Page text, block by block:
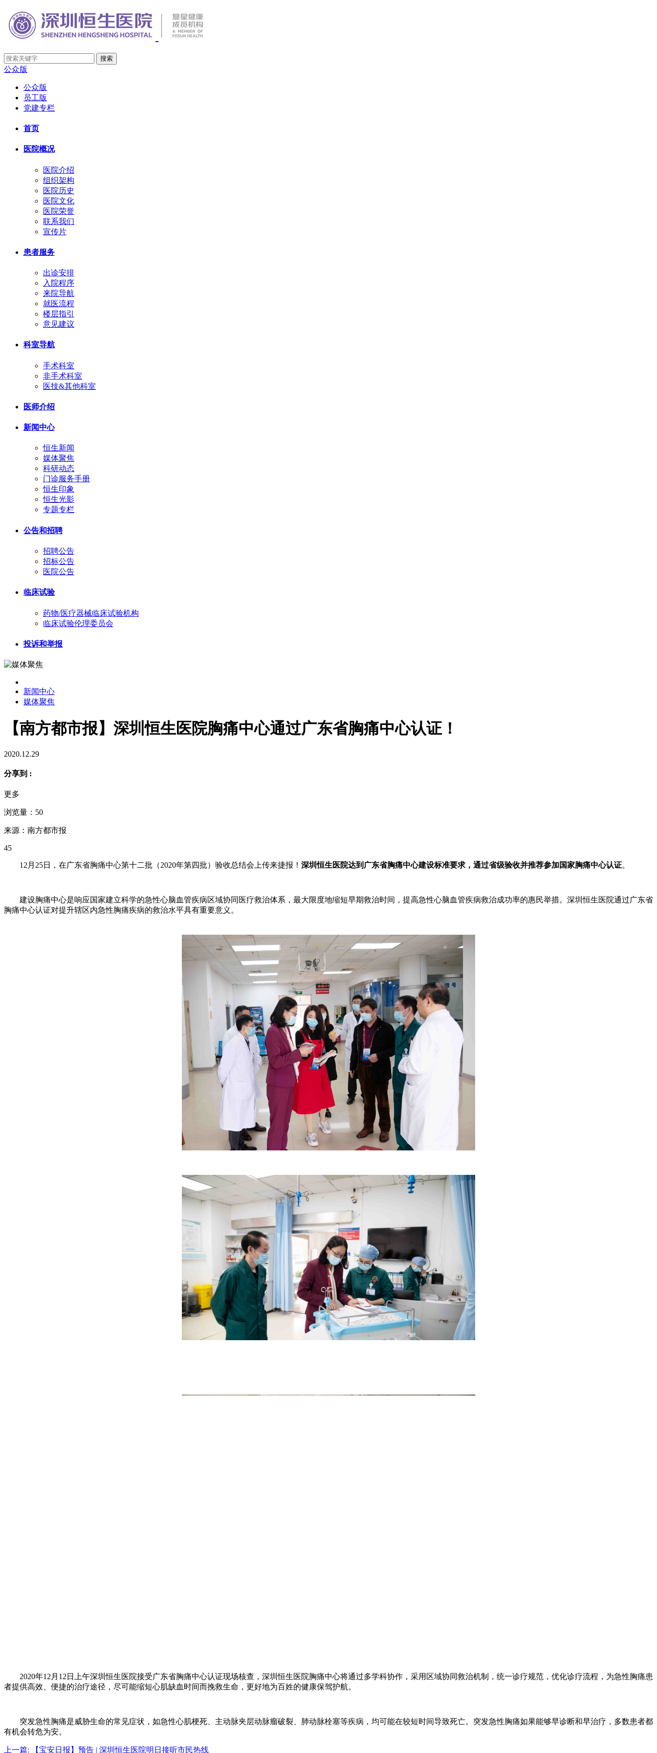
公众版
公众版
员工版
党建专栏
首页
医院概况
医院介绍
组织架构
医院历史
医院文化
医院荣誉
联系我们
宣传片
患者服务
出诊安排
入院程序
来院导航
就医流程
楼层指引
意见建议
科室导航
手术科室
非手术科室
医技&其他科室
医师介绍
新闻中心
恒生新闻
媒体聚焦
科研动态
门诊服务手册
恒生印象
恒生光影
专题专栏
公告和招聘
招聘公告
招标公告
医院公告
临床试验
药物/医疗器械临床试验机构
临床试验伦理委员会
投诉和举报
新闻中心
媒体聚焦
【南方都市报】深圳恒生医院胸痛中心通过广东省胸痛中心认证！
2020.12.29
分享到 :
更多
浏览量：50
来源：南方都市报
45
12月25日，在广东省胸痛中心第十二批（2020年第四批）验收总结会上传来捷报！ 深圳恒生医院达到广东省胸痛中心建设标准要求， 通过省级验收并推荐参加国家胸痛中心认证。
建设胸痛中心是响应国家建立科学的急性心脑血管疾病区域协同医疗救治体系，最大限度地缩短早期救治时间，提高急性心脑血管疾病救治成功率的惠民举措。深圳恒生医院通过广东省
胸痛中心认证对提升辖区内急性胸痛疾病的救治水平具有重要意义。
2020年12月12日上午深圳恒生医院接受广东省胸痛中心认证现场核查，深圳恒生医院胸痛中心将通过多学科协作，采用区域协同救治机制，统一诊疗规范，优化诊疗流程，为急性胸痛患
者提供高效、便捷的治疗途径，尽可能缩短心肌缺血时间而挽救生命，更好地为百姓的健康保驾护航。
突发急性胸痛是威胁生命的常见症状，如急性心肌梗死、主动脉夹层动脉瘤破裂、肺动脉栓塞等疾病，均可能在较短时间导致死亡。突发急性胸痛如果能够早诊断和早治疗，多数患者都
有机会转危为安。
上一篇: 【宝安日报】预告 | 深圳恒生医院明日接听市民热线